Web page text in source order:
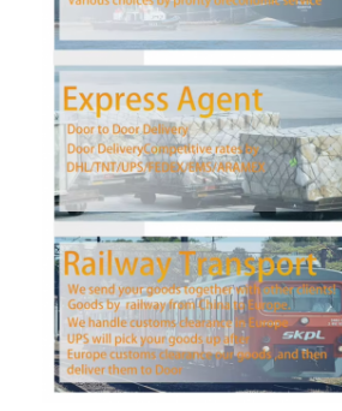
আমাদের সাথে যোগাযোগ করুন
এখন চ্যাট করুন
আন্তর্জাতিক মালবাহী ফরোয়ার্ড
এয়ার ফ্রেট ফরওয়ার্ড
সমুদ্রের মালবাহী
চীন থেকে ডিডিপি শিপিং